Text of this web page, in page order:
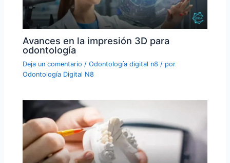
Avances en la impresión 3D para
odontología
Deja un comentario /Odontología digital n8 / por
Odontología Digital N8